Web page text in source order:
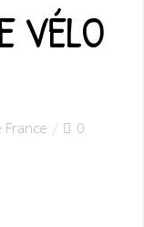
VÉLO
France 0